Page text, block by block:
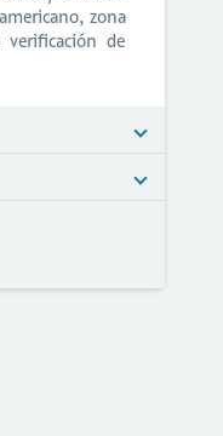
zona
de